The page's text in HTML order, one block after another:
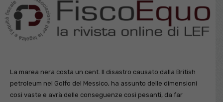
La marea nera costa un cent. Il disastro causato dalla British
petroleum nel Golfo del Messico, ha assunto delle dimensioni
così vaste e avrà delle conseguenze così pesanti, da far